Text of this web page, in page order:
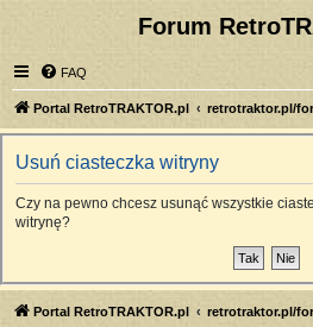
Forum
FAQ
Portal RetroTRAKTOR.pl retrotraktor.pl/
Usuń ciasteczka witryny
Czy na pewno chcesz usunąć wszystkie
witrynę?
Portal RetroTRAKTOR.pl retrotraktor.pl/